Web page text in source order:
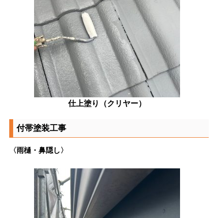
仕上塗り（クリヤー）
付帯塗装工事
〈雨樋・鼻隠し〉